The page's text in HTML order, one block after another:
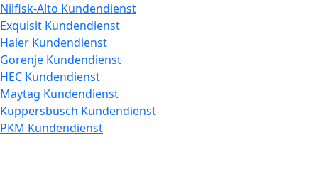
Nilfisk-Alto Kundendienst
Exquisit Kundendienst
Haier Kundendienst
Gorenje Kundendienst
HEC Kundendienst
Maytag Kundendienst
Küppersbusch Kundendienst
PKM Kundendienst